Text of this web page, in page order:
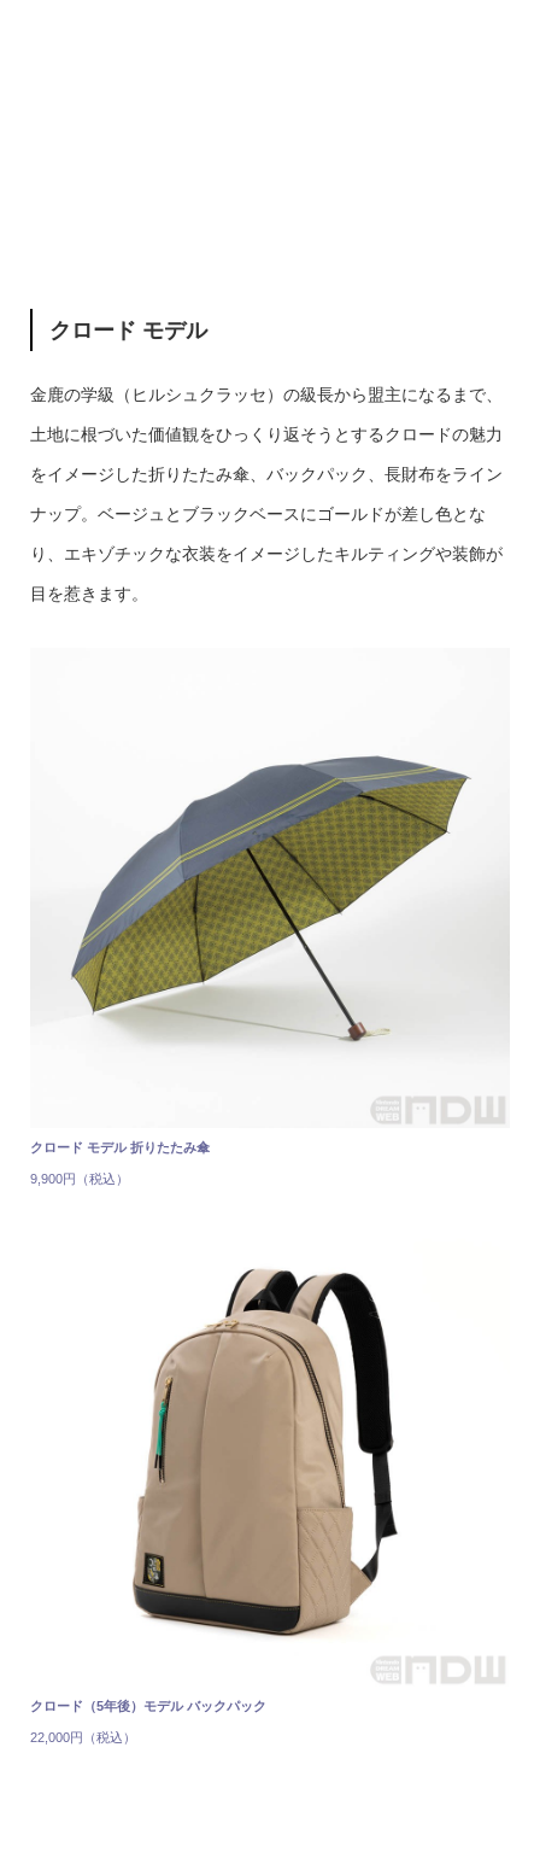
クロード モデル
金鹿の学級（ヒルシュクラッセ）の級長から盟主になるまで、
土地に根づいた価値観をひっくり返そうとするクロードの魅力
をイメージした折りたたみ傘、バックパック、長財布をライン
ナップ。ベージュとブラックベースにゴールドが差し色とな
り、エキゾチックな衣装をイメージしたキルティングや装飾が
目を惹きます。
クロード モデル 折りたたみ傘
9,900円（税込）
クロード（5年後）モデル バックパック
22,000円（税込）